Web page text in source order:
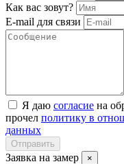
Как вас зовут?
E-mail для связи
Я даю согласие на
прочел политику в
данных
Отправить
Заявка на замер ×